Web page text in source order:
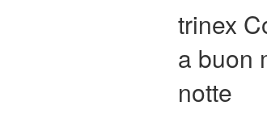
trinex
a buon
notte